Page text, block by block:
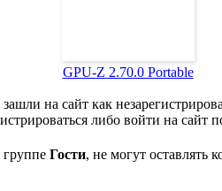
GPU-Z 2.70.0 Portable
на сайт как
либо войти на сайт
группе Гости, не могут оставлять